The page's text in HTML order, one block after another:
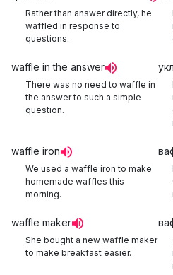
Rather than answer directly, he
waffled in response to
questions.
waffle in the answer
There was no need to waffle in
the answer to such a simple
question.
waffle iron
We used a waffle iron to make
homemade waffles this
morning.
waffle maker
She bought a new waffle maker
to make breakfast easier.